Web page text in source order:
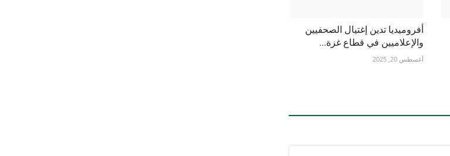
أفروميديا تدين إغتيال الصحفيين
والإعلاميين في قطاع غزة...
أغسطس 20, 2025